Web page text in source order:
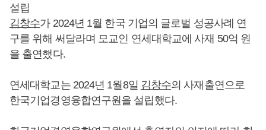
설립
김창수가 2024년 1월 한국 기업의 글로벌 성공사례 연
구를 위해 써달라며 모교인 연세대학교에 사재 50억 원
을 출연했다.
연세대학교는 2024년 1월8일 김창수의 사재출연으로
한국기업경영융합연구원을 설립했다.